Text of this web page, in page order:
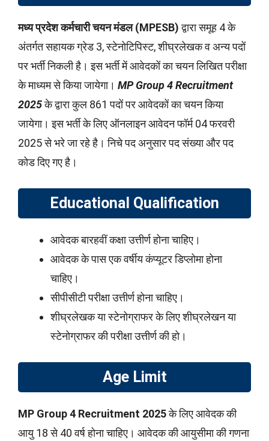
मध्य प्रदेश कर्मचारी चयन मंडल (MPESB)द्वारा समूह 4 के
अंतर्गत सहायक ग्रेड 3, स्टेनोटिपिस्ट, शीघ्रलेखक व अन्य पदों
पर भर्ती निकली है। इस भर्ती में आवेदकों का चयन लिखित परीक्षा
के माध्यम से किया जायेगा। MP Group 4 Recruitment
2025के द्वारा कुल 861 पदों पर आवेदकों का चयन किया
जायेगा। इस भर्ती के लिए ऑनलाइन आवेदन फॉर्म 04 फरवरी
2025 से भरे जा रहे है। निचे पद अनुसार पद संख्या और पद
कोड दिए गए है।
Educational Qualification
आवेदक बारहवीं कक्षा उत्तीर्ण होना चाहिए।
आवेदक के पास एक वर्षीय कंप्यूटर डिप्लोमा होना
चाहिए।
सीपीसीटी परीक्षा उत्तीर्ण होना चाहिए।
शीघ्रलेखक या स्टेनोग्राफर के लिए शीघ्रलेखन या
स्टेनोग्राफर की परीक्षा उत्तीर्ण की हो।
Age Limit
MP Group 4 Recruitment 2025के लिए आवेदक की
आयु 18 से 40 वर्ष होना चाहिए। आवेदक की आयुसीमा की गणना